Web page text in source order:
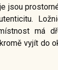
jsou
má
vyjít do